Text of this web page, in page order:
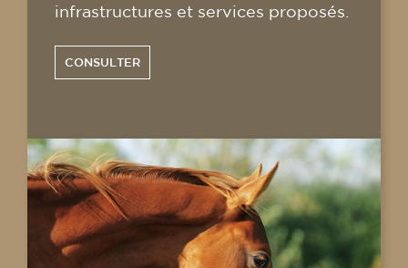
infrastructures et services proposés.
CONSULTER